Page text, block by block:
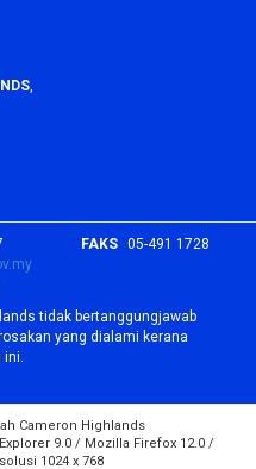
,
FAKS
05-491 1728
tidak bertanggungjawab
yang dialami kerana
ini.
Cameron Highlands
9.0 / Mozilla Firefox 12.0 /
1024 x 768